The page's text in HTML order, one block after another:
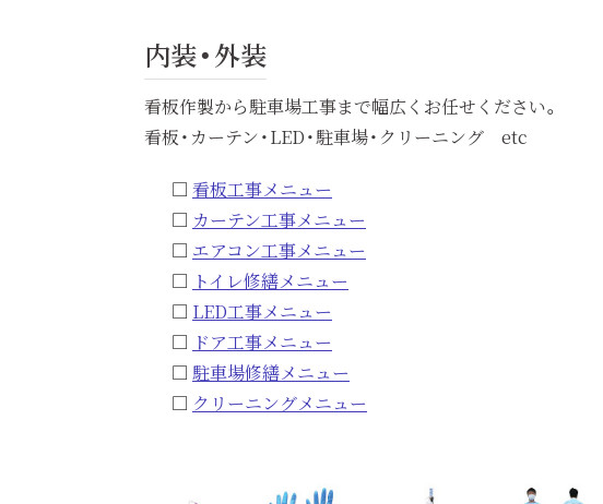
内装・外装
看板作製から駐車場工事まで幅広くお任せください。
看板・カーテン・LED・駐車場・クリーニング etc
看板工事メニュー
カーテン工事メニュー
エアコン工事メニュー
トイレ修繕メニュー
LED工事メニュー
ドア工事メニュー
駐車場修繕メニュー
クリーニングメニュー